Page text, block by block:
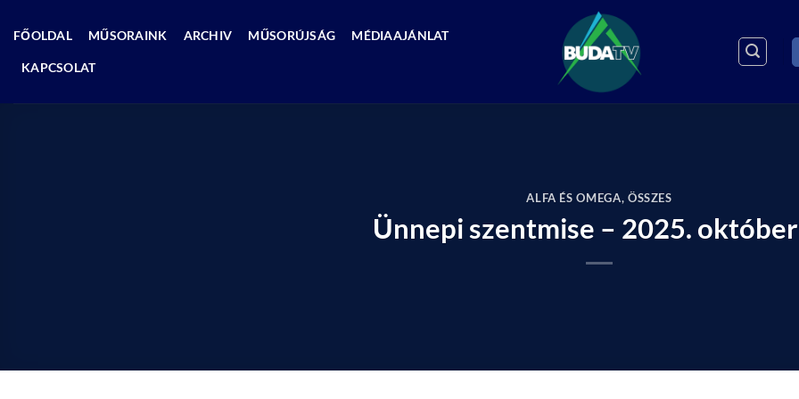
FŐOLDAL MŰSORAINK ARCHIV MŰSORÚJSÁG MÉDIAAJÁNLAT
KAPCSOLAT
ALFA ÉS OMEGA, ÖSSZES
Ünnepi szentmise – 2025.